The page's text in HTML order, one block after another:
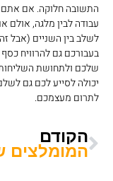
התשובה חלוקה. אם אתם
עבודה לבין מלגה,
לשלב בין השניים (אבל
בעבורכם גם להרוויח
שלכם ולתחושת
יכולה לסייע לכם גם
לתרום מעצמכם.
הקודם